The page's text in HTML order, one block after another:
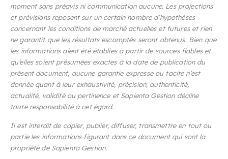
moment sans préavis ni communication aucune. Les projections
et prévisions reposent sur un certain nombre d’hypothèses
concernant les conditions de marché actuelles et futures et rien
ne garantit que les résultats escomptés seront obtenus. Bien que
les informations aient été établies à partir de sources fiables et
qu’elles soient présumées exactes à la date de publication du
présent document, aucune garantie expresse ou tacite n’est
donnée quant à leur exhaustivité, précision, authenticité,
actualité, validité ou pertinence et Sapienta Gestion décline
toute responsabilité à cet égard.
Il est interdit de copier, publier, diffuser, transmettre en tout ou
partie les informations figurant dans ce document qui sont la
propriété de Sapienta Gestion.